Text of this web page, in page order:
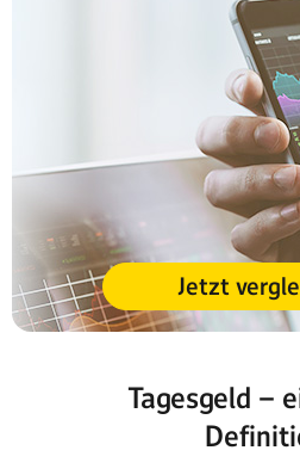
Jetzt
Tagesgeld –